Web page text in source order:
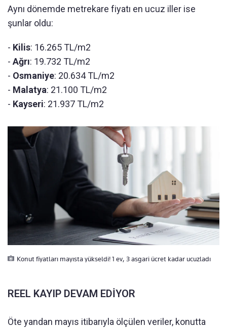
Aynı dönemde metrekare fiyatı en ucuz iller ise
şunlar oldu:
- Kilis: 16.265 TL/m2
- Ağrı: 19.732 TL/m2
- Osmaniye: 20.634 TL/m2
- Malatya: 21.100 TL/m2
- Kayseri: 21.937 TL/m2
Konut fiyatları mayısta yükseldi! 1 ev, 3 asgari ücret kadar ucuzladı
REEL KAYIP DEVAM EDİYOR
Öte yandan mayıs itibarıyla ölçülen veriler, konutta